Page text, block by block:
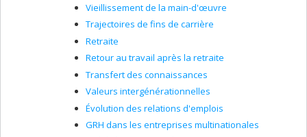
la mise en œuvre et l’évaluation des politiques
telles que l’équité salariale, l’équité en emploi et
la gestion de la diversité.
Je privilégie une approche comparative internationale.
Vieillissement de la main-d'œuvre
Trajectoires de fins de carrière
Retraite
Retour au travail après la retraite
Transfert des connaissances
Valeurs intergénérationnelles
Évolution des relations d'emplois
GRH dans les entreprises multinationales